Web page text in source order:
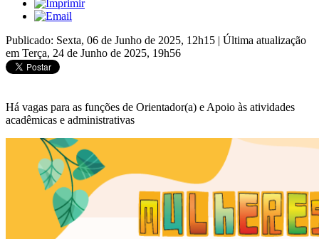
Publicado: Sexta, 06 de Junho de 2025, 12h15 | Última atualização
em Terça, 24 de Junho de 2025, 19h56
Há vagas para as funções de Orientador(a) e Apoio às atividades
acadêmicas e administrativas